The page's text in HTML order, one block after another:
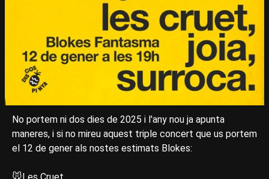
No portem ni dos dies de 2025 i l'any nou ja apunta
maneres, i si no mireu aquest triple concert que us portem
el 12 de gener als nostes estimats Blokes: